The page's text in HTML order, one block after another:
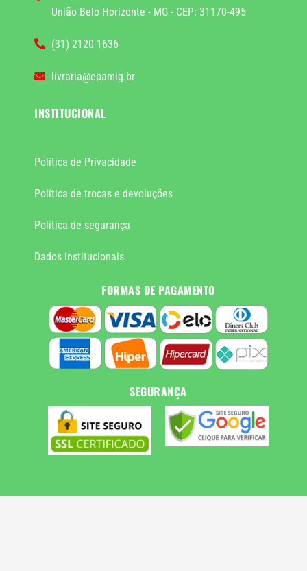
União Belo Horizonte - MG - CEP: 31170-495
(31) 2120-1636
livraria@epamig.br
INSTITUCIONAL
Política de Privacidade
Política de trocas e devoluções
Política de segurança
Dados institucionais
FORMAS DE PAGAMENTO
SEGURANÇA